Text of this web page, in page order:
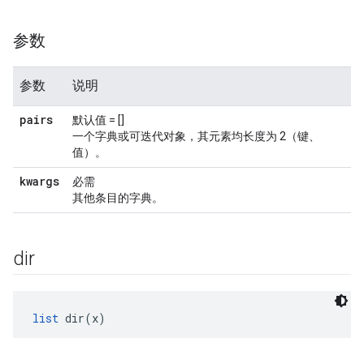
参数
参数 说明
pairs
默认值 = []
一个字典或可迭代对象，其元素均长度为 2（键、
值）。
kwargs
必需
其他条目的字典。
dir
list dir(x)